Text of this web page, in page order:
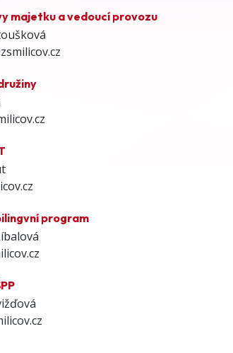
majetku a vedoucí provozu
program